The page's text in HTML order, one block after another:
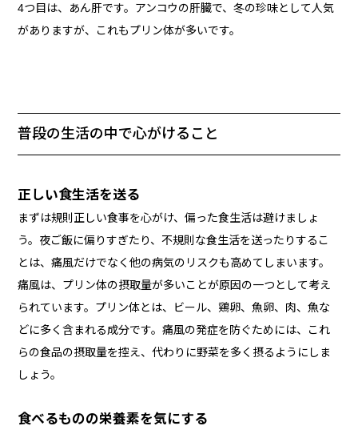
4つ目は、あん肝です。アンコウの肝臓で、冬の珍味として人気
がありますが、これもプリン体が多いです。
普段の生活の中で心がけること
正しい食生活を送る
まずは規則正しい食事を心がけ、偏った食生活は避けましょ
う。夜ご飯に偏りすぎたり、不規則な食生活を送ったりするこ
とは、痛風だけでなく他の病気のリスクも高めてしまいます。
痛風は、プリン体の摂取量が多いことが原因の一つとして考え
られています。プリン体とは、ビール、鶏卵、魚卵、肉、魚な
どに多く含まれる成分です。痛風の発症を防ぐためには、これ
らの食品の摂取量を控え、代わりに野菜を多く摂るようにしま
しょう。
食べるものの栄養素を気にする